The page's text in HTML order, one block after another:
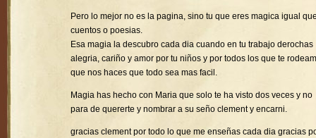
Pero lo mejor no es la pagina, sino tu que eres magica igual
cuentos o poesias.
Esa magia la descubro cada dia cuando en tu trabajo derochas
alegria, cariño y amor por tu niños y por todos los que te
que nos haces que todo sea mas facil.
Magia has hecho con Maria que solo te ha visto dos veces y no
para de quererte y nombrar a su seño clement y encarni.
gracias clement por todo lo que me enseñas cada dia gracias